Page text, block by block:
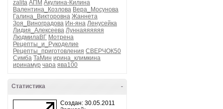
zalita АПМ Акулина-Килина
Валентина_Козлова Вера_Мосунова
Галина_Викторовна Жаннета
Зоя_Виноградова Ин-яна Ленусейка
Лидия_Алексеева Луннаяяяяяя
ЛюдмилаВГ Мотрена
Рецепты_и_Рукоделие
Рецепты_приготовления СВЕРЧОК50
Симба ТаМин ирина_климкина
иринамур чара ява100
-
Статистика
Создан: 30.05.2011